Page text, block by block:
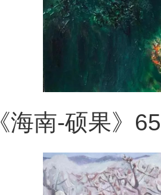
《海南-硕果》